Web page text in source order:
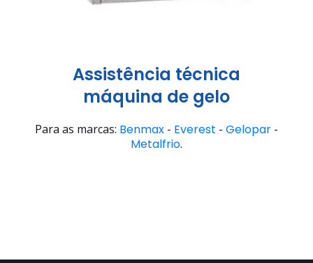
Assistência técnica
máquina de gelo
Para as marcas: Benmax - Everest - Gelopar -
Metalfrio.